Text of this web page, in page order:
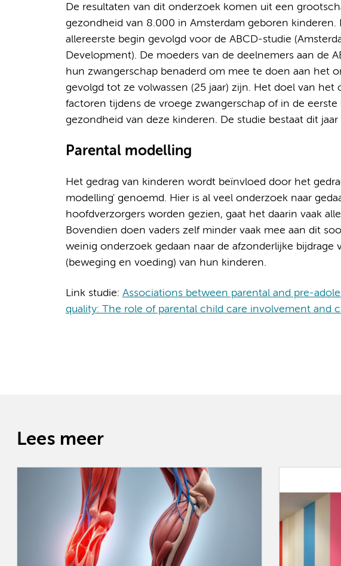
De resultaten van dit onderzoek komen uit een
gezondheid van 8.000 in Amsterdam geboren kinderen.
allereerste begin gevolgd voor de ABCD-studie
Development). De moeders van de deelnemers aan de
hun zwangerschap benaderd om mee te doen aan het
gevolgd tot ze volwassen (25 jaar) zijn. Het doel van
factoren tijdens de vroege zwangerschap of in de
gezondheid van deze kinderen. De studie bestaat dit jaar
Parental modelling
Het gedrag van kinderen wordt beïnvloed door het
modelling' genoemd. Hier is al veel onderzoek naar
hoofdverzorgers worden gezien, gaat het daarin vaak
Bovendien doen vaders zelf minder vaak mee aan dit
weinig onderzoek gedaan naar de afzonderlijke bijdrage
(beweging en voeding) van hun kinderen.
Link studie: Associations between parental and pre-
quality: The role of parental child care involvement and
Lees meer